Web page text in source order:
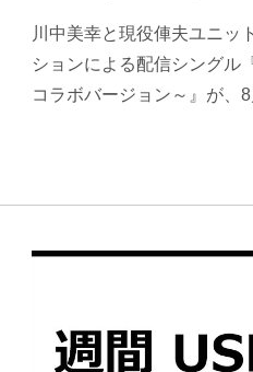
川中美幸と現役俥夫ユニッ
ションによる配信シングル
コラボバージョン～』が、